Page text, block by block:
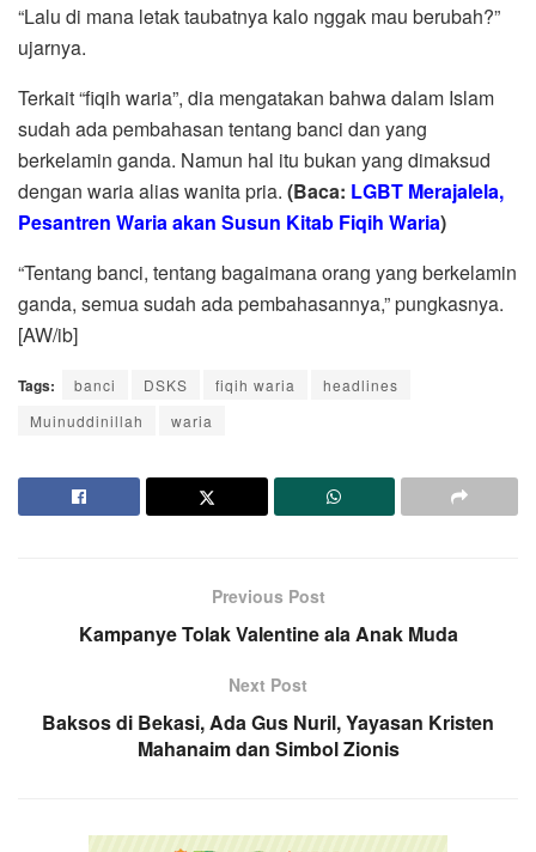
“Lalu di mana letak taubatnya kalo nggak mau berubah?”
ujarnya.
Terkait “fiqih waria”, dia mengatakan bahwa dalam Islam
sudah ada pembahasan tentang banci dan yang
berkelamin ganda. Namun hal itu bukan yang dimaksud
dengan waria alias wanita pria. (Baca: LGBT Merajalela,
Pesantren Waria akan Susun Kitab Fiqih Waria)
“Tentang banci, tentang bagaimana orang yang berkelamin
ganda, semua sudah ada pembahasannya,” pungkasnya.
[AW/ib]
Tags: banci DSKS fiqih waria
headlines
Muinuddinillah
waria
Previous Post
Kampanye Tolak Valentine ala Anak Muda
Next Post
Baksos di Bekasi, Ada Gus Nuril, Yayasan Kristen
Mahanaim dan Simbol Zionis